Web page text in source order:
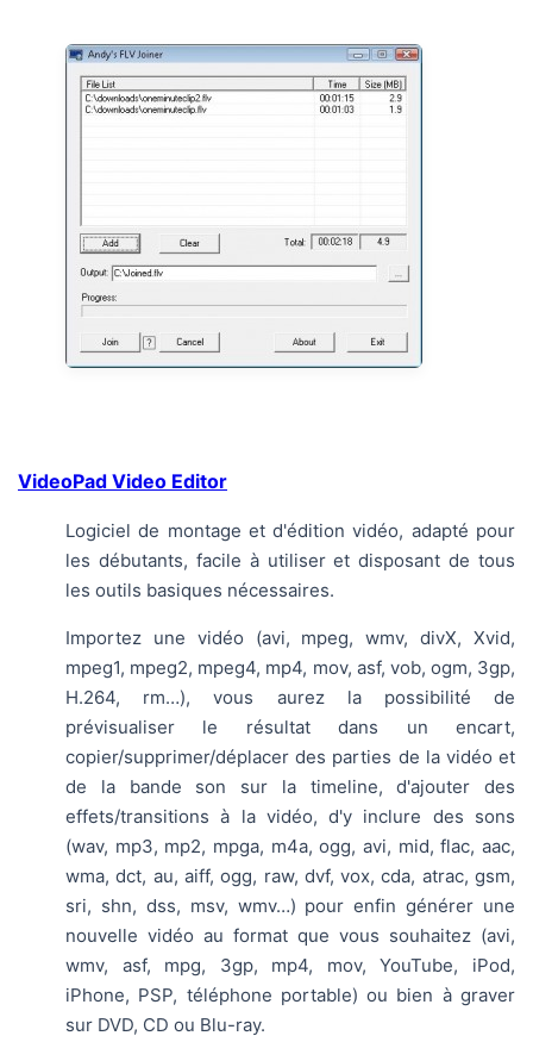
VideoPad Video Editor
Logiciel de montage et d'édition vidéo, adapté pour
les débutants, facile à utiliser et disposant de tous
les outils basiques nécessaires.
Importez une vidéo (avi, mpeg, wmv, divX, Xvid,
mpeg1, mpeg2, mpeg4, mp4, mov, asf, vob, ogm, 3gp,
H.264, rm…), vous aurez la possibilité de
prévisualiser le résultat dans un encart,
copier/supprimer/déplacer des parties de la vidéo et
de la bande son sur la timeline, d'ajouter des
effets/transitions à la vidéo, d'y inclure des sons
(wav, mp3, mp2, mpga, m4a, ogg, avi, mid, flac, aac,
wma, dct, au, aiff, ogg, raw, dvf, vox, cda, atrac, gsm,
sri, shn, dss, msv, wmv…) pour enfin générer une
nouvelle vidéo au format que vous souhaitez (avi,
wmv, asf, mpg, 3gp, mp4, mov, YouTube, iPod,
iPhone, PSP, téléphone portable) ou bien à graver
sur DVD, CD ou Blu-ray.